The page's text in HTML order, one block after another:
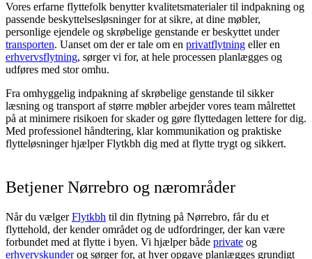
Vores erfarne flyttefolk benytter kvalitetsmaterialer til indpakning og
passende beskyttelsesløsninger for at sikre, at dine møbler,
personlige ejendele og skrøbelige genstande er beskyttet under
transporten. Uanset om der er tale om en privatflytning eller en
erhvervsflytning, sørger vi for, at hele processen planlægges og
udføres med stor omhu.
Fra omhyggelig indpakning af skrøbelige genstande til sikker
læsning og transport af større møbler arbejder vores team målrettet
på at minimere risikoen for skader og gøre flyttedagen lettere for dig.
Med professionel håndtering, klar kommunikation og praktiske
flytteløsninger hjælper Flytkbh dig med at flytte trygt og sikkert.
Betjener Nørrebro og nærområder
Når du vælgerFlytkbh til din flytning på Nørrebro, får du et
flyttehold, der kender området og de udfordringer, der kan være
forbundet med at flytte i byen. Vi hjælper både private og
erhvervskunderog sørger for, at hver opgave planlægges grundigt